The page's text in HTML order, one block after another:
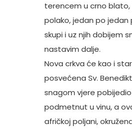
terencem u crno
polako, jedan po
skupi i uz njih dobijem
nastavim dalje.
Nova crkva će kao i
posvećena Sv.
snagom vjere
podmetnut u vinu, a
afričkoj poljani,